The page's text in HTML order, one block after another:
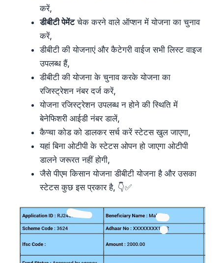
करें,
डीबीटी पेमेंटचेक करने वाले ऑप्शन में योजना का चुनाव
करें,
डीबीटी की योजनाएं और कैटेगरी वाईज सभी लिस्ट वाइज
उपलब्ध हैं,
डीबीटी की योजना के चुनाव करके योजना का
रजिस्ट्रेशन नंबर दर्ज करें,
योजना रजिस्ट्रेशन उपलब्ध न होने की स्थिति में
बेनेफिशरी आईडी नंबर डालें,
कैप्चा कोड को डालकर सर्च करें स्टेटस खुल जाएगा,
यहां बिना ओटीपी के स्टेटस ओपन हो जाएगा ओटीपी
डालने जरूरत नहीं होगी,
जैसे पीएम किसान योजना डीबीटी योजना है और उसका
स्टेटस कुछ इस प्रकार है, 👇✅